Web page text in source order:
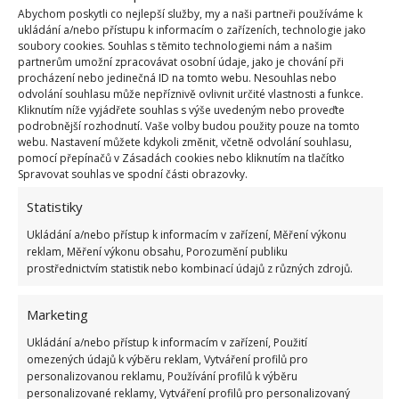
Abychom poskytli co nejlepší služby, my a naši partneři používáme k
ukládání a/nebo přístupu k informacím o zařízeních, technologie jako
soubory cookies. Souhlas s těmito technologiemi nám a našim
partnerům umožní zpracovávat osobní údaje, jako je chování při
procházení nebo jedinečná ID na tomto webu. Nesouhlas nebo
odvolání souhlasu může nepříznivě ovlivnit určité vlastnosti a funkce.
Kliknutím níže vyjádřete souhlas s výše uvedeným nebo proveďte
podrobnější rozhodnutí. Vaše volby budou použity pouze na tomto
webu. Nastavení můžete kdykoli změnit, včetně odvolání souhlasu,
pomocí přepínačů v Zásadách cookies nebo kliknutím na tlačítko
Spravovat souhlas ve spodní části obrazovky.
Statistiky
Ukládání a/nebo přístup k informacím v zařízení, Měření výkonu
reklam, Měření výkonu obsahu, Porozumění publiku
prostřednictvím statistik nebo kombinací údajů z různých zdrojů.
Marketing
Ukládání a/nebo přístup k informacím v zařízení, Použití
omezených údajů k výběru reklam, Vytváření profilů pro
personalizovanou reklamu, Používání profilů k výběru
personalizované reklamy, Vytváření profilů pro personalizovaný
Ochranu rostlinkám proti mrazu lze zajistit ještě
před vysazením správnou úpravou půdy – ideální je
podzimní prohnojení hnojivem bohatým na draslík.
Po vysázení pak rostliny nehnojte hnojivem
obsahujícím dusík, které zvyšuje jejich obsah vody.
Kořeny rostlin lze také ochránit mulčováním a
v případě delších mrazů jednoduše rostliny přikryjte
slámou nebo agrotextilií. Pokud teploty během
jarních měsíců začnou prudce klesat k nule,
nezakrývejte rostliny a keře ihned, přikrytí by mělo
být provedeno až po několika mrazivých dnech.
mrazíků polít vodou – ta na jejich listech a květech
vytvoří ledovou vrstvu, která je přirozeným
izolantem.